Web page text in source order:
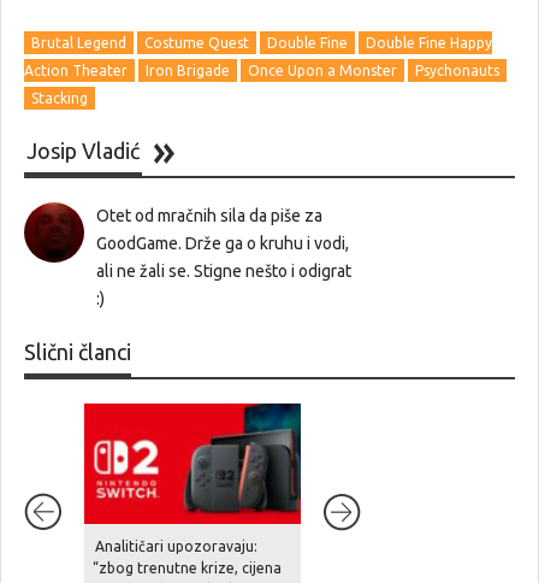
Brutal Legend Costume Quest Double Fine
Double Fine Happy
Action Theater
Iron Brigade Once Upon a Monster
Psychonauts
Stacking
Josip Vladić
Otet od mračnih sila da piše za
GoodGame. Drže ga o kruhu i vodi,
ali ne žali se. Stigne nešto i odigrat
:)
Slični članci
Analitičari upozoravaju:
“zbog trenutne krize, cijena